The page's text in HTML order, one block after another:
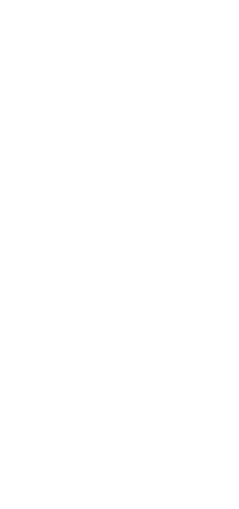
Pengguna